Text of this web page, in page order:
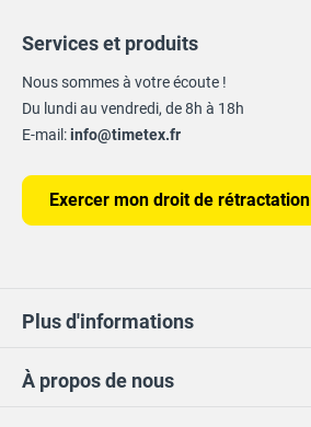
À propos de nous
Services et produits
Nous sommes à votre écoute !
Du lundi au vendredi, de 8h à 18h
E-mail:info@timetex.fr
Exercer mon droit de rétractation
Plus d'informations